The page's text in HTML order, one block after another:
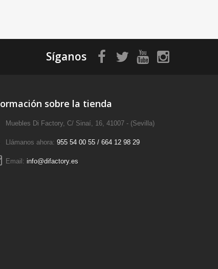
Síganos
sobre la tienda
Muebles Di Factory, C/ Sinaí, 16, 41007 - (Sevilla)
Llámanos ahora: 955 54 00 55 / 664 12 98 29
Email: info@difactory.es